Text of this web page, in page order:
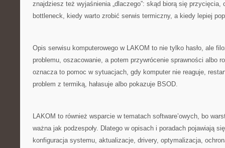
znajdziesz też wyjaśnienia „dlaczego”: skąd biorą się przycięcia,
bottleneck, kiedy warto zrobić serwis termiczny, a kiedy lepiej
Opis serwisu komputerowego w LAKOM to nie tylko hasło, ale
problemu, oszacowanie, a potem przywrócenie sprawności albo
oznacza to pomoc w sytuacjach, gdy komputer nie reaguje,
problem z termiką, hałasuje albo pokazuje BSOD.
LAKOM to również wsparcie w tematach software’owych, bo
ważna jak podzespoły. Dlatego w opisach i poradach pojawiają
konfiguracja systemu, aktualizacje, drivery, optymalizacja,